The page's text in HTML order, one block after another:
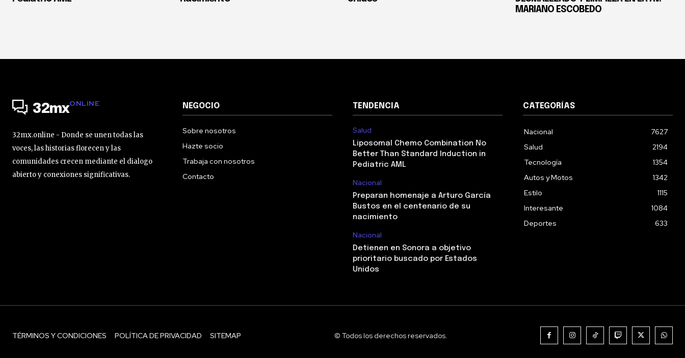
MARIANO ESCOBEDO
32mxONLINE
32mx.online - Donde se unen todas las
voces, las historias florecen y las
comunidades crecen mediante el dialogo
abierto y conexiones significativas.
NEGOCIO
Sobre nosotros
Hazte socio
Trabaja con nosotros
Contacto
TENDENCIA
Salud
Liposomal Chemo Combination No
Better Than Standard Induction in
Pediatric AML
Nacional
Preparan homenaje a Arturo García
Bustos en el centenario de su
nacimiento
Nacional
Detienen en Sonora a objetivo
prioritario buscado por Estados
Unidos
CATEGORÍAS
Nacional
7627
Salud
2194
Tecnología
1354
Autos y Motos
1342
Estilo
1115
Interesante
1084
Deportes
633
TÉRMINOS Y CONDICIONES POLÍTICA DE PRIVACIDAD SITEMAP © Todos los derechos reservados.